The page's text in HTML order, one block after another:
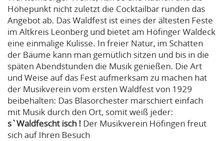
Höhepunkt nicht zuletzt die Cocktailbar runden das
Angebot ab. Das Waldfest ist eines der ältesten Feste
im Altkreis Leonberg und bietet am Höfinger Waldeck
eine einmalige Kulisse. In freier Natur, im Schatten
der Bäume kann man gemütlich sitzen und bis in die
späten Abendstunden die Musik genießen. Die Art
und Weise auf das Fest aufmerksam zu machen hat
der Musikverein vom ersten Waldfest von 1929
beibehalten: Das Blasorchester marschiert einfach
mit Musik durch den Ort, somit weiß jeder:
s`Waldfescht isch ! Der Musikverein Höfingen freut
sich auf Ihren Besuch